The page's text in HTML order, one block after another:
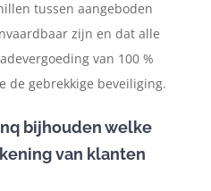
tussen aangeboden
zijn en dat alle
van 100 %
de gebrekkige beveiliging.
bijhouden welke
van klanten